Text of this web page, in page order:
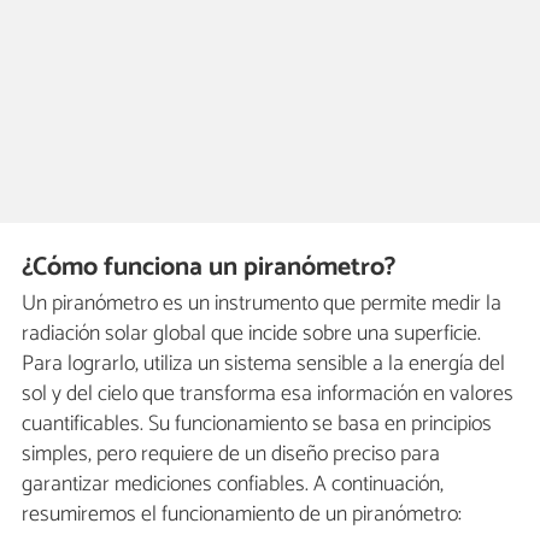
¿Cómo funciona un piranómetro?
Un piranómetro es un instrumento que permite medir la
radiación solar global que incide sobre una superficie.
Para lograrlo, utiliza un sistema sensible a la energía del
sol y del cielo que transforma esa información en valores
cuantificables. Su funcionamiento se basa en principios
simples, pero requiere de un diseño preciso para
garantizar mediciones confiables. A continuación,
resumiremos el funcionamiento de un piranómetro: